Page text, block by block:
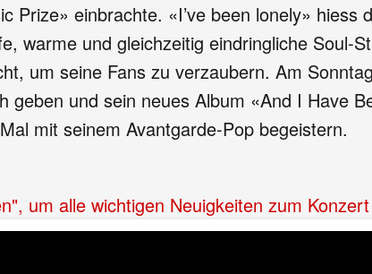
einbrachte. «I’ve been lonely» hiess
warme und gleichzeitig eindringliche Soul-
um seine Fans zu verzaubern. Am
und sein neues Album «And I Have
mit seinem Avantgarde-Pop begeistern.
um alle wichtigen Neuigkeiten zum